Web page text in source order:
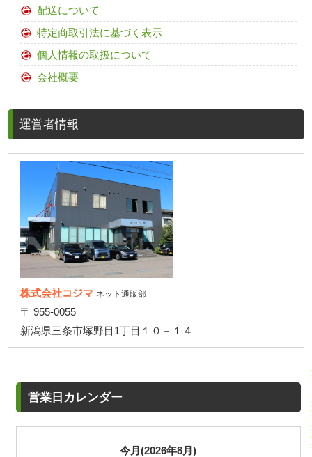
配送について
特定商取引法に基づく表示
個人情報の取扱について
会社概要
運営者情報
株式会社コジマ ネット通販部
〒 955-0055
新潟県三条市塚野目1丁目１０－１４
営業日カレンダー
今月(2026年8月)